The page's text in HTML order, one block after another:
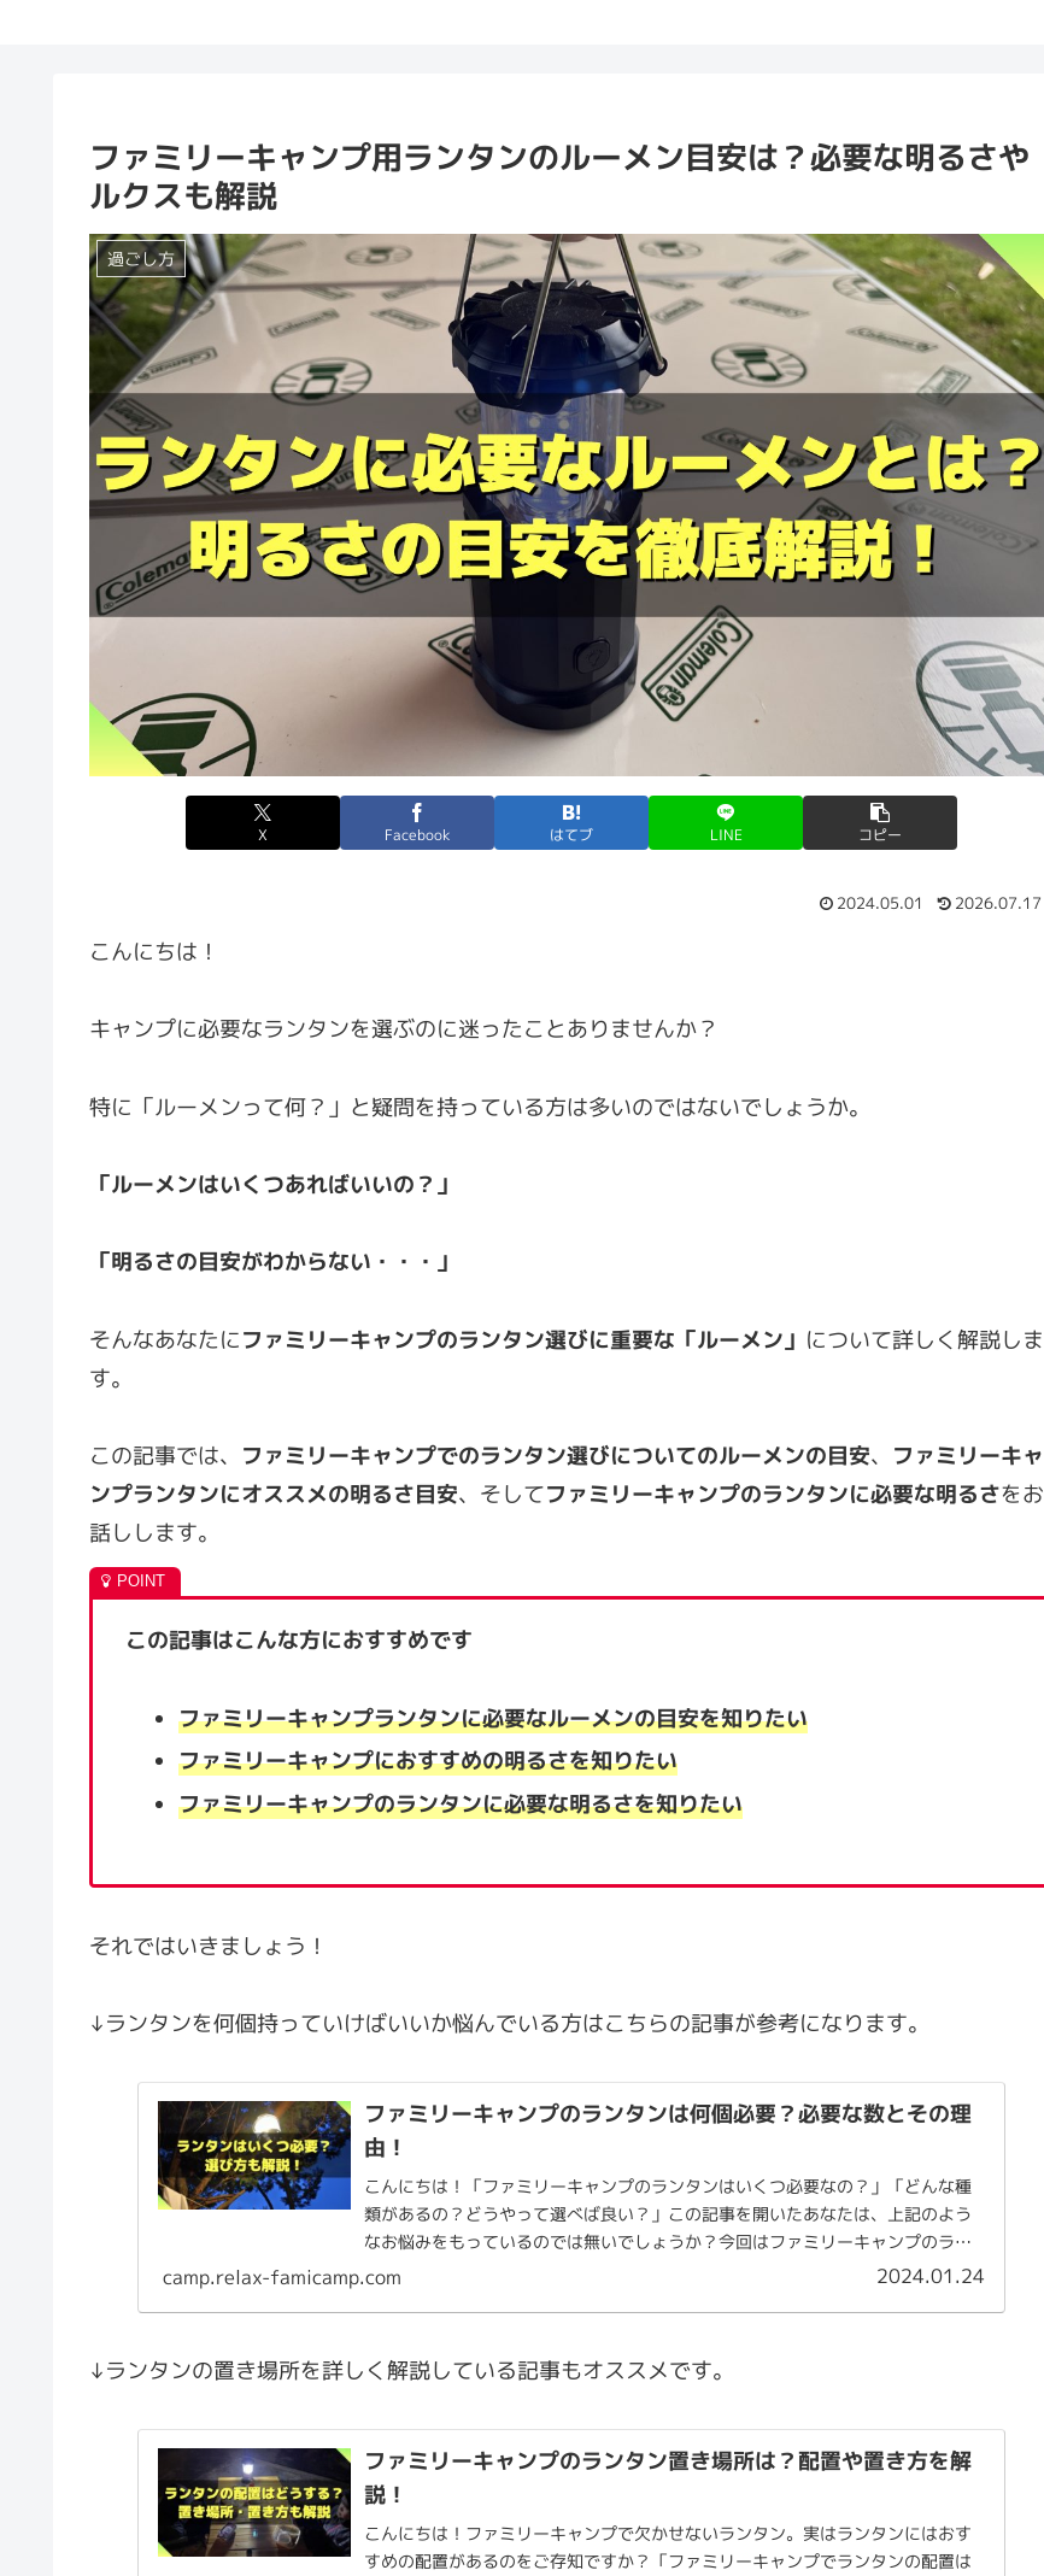
ファミリーキャンプ用ランタンのルーメン目安は？必要な明るさや
ルクスも解説
過ごし方
X Facebook はてブ LINE コピー
2024.05.01 2026.07.17
こんにちは！
キャンプに必要なランタンを選ぶのに迷ったことありませんか？
特に「ルーメンって何？」と疑問を持っている方は多いのではないでしょうか。
「ルーメンはいくつあればいいの？」
「明るさの目安がわからない・・・」
そんなあなたにファミリーキャンプのランタン選びに重要な「ルーメン」 について詳しく解説しま
す。
この記事では、 ファミリーキャンプでのランタン選びについてのルーメンの目安、 ファミリーキャ
ンプランタンにオススメの明るさ目安、そしてファミリーキャンプのランタンに必要な明るさをお
話しします。
この記事はこんな方におすすめです
ファミリーキャンプランタンに必要なルーメンの目安を知りたい
ファミリーキャンプにおすすめの明るさを知りたい
ファミリーキャンプのランタンに必要な明るさを知りたい
それではいきましょう！
↓ランタンを何個持っていけばいいか悩んでいる方はこちらの記事が参考になります。
ファミリーキャンプのランタンは何個必要？必要な数とその理
由！
こんにちは！「ファミリーキャンプのランタンはいくつ必要なの？」「どんな種
類があるの？どうやって選べば良い？」この記事を開いたあなたは、上記のよう
なお悩みをもっているのでは無いでしょうか？今回はファミリーキャンプのラン
タンがいくつ必要か、ファ...
camp.relax-famicamp.com 2024.01.24
↓ランタンの置き場所を詳しく解説している記事もオススメです。
ファミリーキャンプのランタン置き場所は？配置や置き方を解
説！
こんにちは！ファミリーキャンプで欠かせないランタン。実はランタンにはおす
すめの配置があるのをご存知ですか？「ファミリーキャンプでランタンの配置は